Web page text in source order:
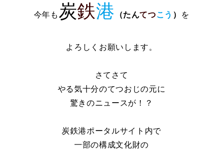
今年も 炭鉄港 （たんてつこう ） を
よろしくお願いします。
さてさて
やる気十分のてつおじの元に
驚きのニュースが！？
炭鉄港ポータルサイト内で
一部の構成文化財の